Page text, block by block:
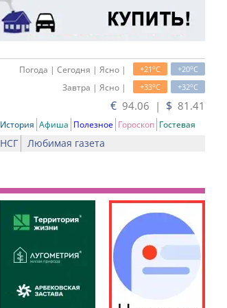
+20oC
+21oC
Погода | Сегодня | Ясно |
+32oC
+33oC
Завтра | Ясно |
€ 94.06 | $ 81.41
История Афиша Полезное Гороскоп Гостевая
НСГ Любимая газета